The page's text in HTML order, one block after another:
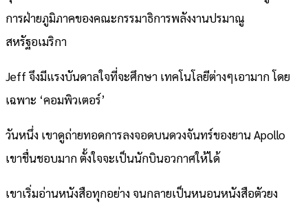
การฝ่ายภูมิภาคของคณะกรรมาธิการพลังงานปรมาณู
สหรัฐอเมริกา
Jeff จึงมีแรงบันดาลใจที่จะศึกษา เทคโนโลยีต่างๆเอามาก โดย
เฉพาะ ‘คอมพิวเตอร์’
วันหนึ่ง เขาดูถ่ายทอดการลงจอดบนดวงจันทร์ของยาน Apollo
เขาชื่นชอบมาก ตั้งใจจะเป็นนักบินอวกาศให้ได้
เขาเริ่มอ่านหนังสือทุกอย่าง จนกลายเป็นหนอนหนังสือตัวยง